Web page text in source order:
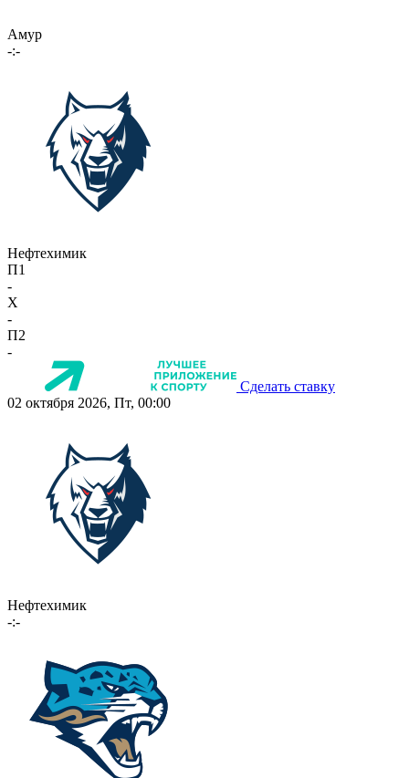
Амур
-:-
Нефтехимик
П1
-
X
-
П2
-
Сделать ставку
02 октября 2026, Пт, 00:00
Нефтехимик
-:-